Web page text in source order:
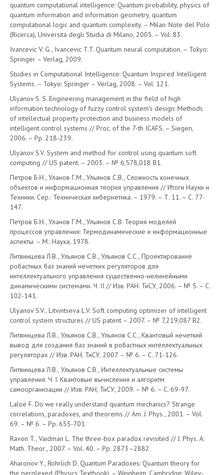
quantum computational intelligence: Quantum probability, physics of
quantum information and information geometry, quantum
computational logic and quantum complexity. – Milan: Note del Polo
(Ricerca), Universita degli Studia di Milano, 2005. – Vol. 83.
Ivancevic V. G., Ivancevic T.T. Quantum neural computation. – Tokyo:
Springer – Verlag, 2009.
Studies in Computational Intelligence: Quantum Inspired Intelligent
Systems. – Tokyo: Springer – Verlag, 2008. – Vol. 121.
Ulyanov S. S. Engineering management in the field of high
information technology of fuzzy control system’s design: Methods
of intellectual property protection and business models of
intelligent control systems // Proc. of the 7-th ICAFS. – Siegen,
2006. – Pp. 218-239.
Ulyanov S.V. System and method for control using quantum soft
computing // US patent. – 2003. – № 6,578,018 B1.
Петров Б.Н., Уланов Г.М., Ульянов С.В., Сложность конечных
объектов и информационная теория управления // Итоги Науки и
Техники. Сер.: Техническая кибернетика. – 1979. – Т. 11. – С. 77-
147.
Петров Б.Н., Уланов Г.М., Ульянов С.В. Теория моделей
процессов управления: Термодинамические и информационные
аспекты. – М.: Наука, 1978.
Литвинцева Л.В., Ульянов С.В., Ульянов С.С., Проектирование
робастных баз знаний нечетких регуляторов для
интеллектуального управления существенно-нелинейными
динамическими системами. Ч. II // Изв. РАН. ТиСУ, 2006. – № 5. – С.
102-141.
Ulyanov S.V., Litvintseva L.V. Soft computing optimizer of intelligent
control system structures // US patent – 2007. – № 7,219,087 B2.
Литвинцева Л.В., Ульянов С.В., Ульянов С.С., Квантовый нечеткий
вывод для создания баз знаний в робастных интеллектуальных
регуляторах // Изв. РАН, ТиСУ, 2007. – № 6. – С. 71-126.
Литвинцева Л.В., Ульянов С.В., Интеллектуальные системы
управления. Ч. I: Квантовые вычисления и алгоритм
самоорганизации // Изв. РАН, ТиСУ, 2009. – № 6. – С. 69-97.
Laloё F. Do we really understand quantum mechanics? Strange
correlations, paradoxes, and theorems // Am. J. Phys., 2001. – Vol.
69. – № 6. – Pp. 655-701.
Ravon T., Vaidman L. The three-box paradox revisited // J. Phys. A:
Math. Theor., 2007. – Vol. 40. – Pp. 2873–2882.
Aharonov Y., Rohrlich D. Quantum Paradoxes: Quantum theory for
the perplexed (Physics Textbook). – Weinheim, Cambridge: Wiley-